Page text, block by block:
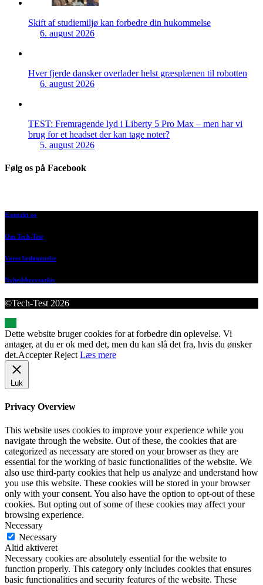
Skift af studiemiljø kan forbedre din hukommelse
6. august 2026
Hver fjerde dansker overlader helst græsplænen til robotten
6. august 2026
TEST: Fremragende lyd i Liberty 5 Pro Max – men har vi
brug for et headset der kan tage noter?
5. august 2026
Følg os på Facebook
Kontakt os
Om Tech-Test
Vores bedømmelse
Nyhedsbrevsarkiv
©Tech-Test 2026
Dette website bruger cookies for at forbedre din oplevelse. Vi
antager, at du er ok med det, men du kan slå det fra, hvis du ønsker
det.Accepter Reject Læs mere
Luk
Privacy Overview
This website uses cookies to improve your experience while you
navigate through the website. Out of these, the cookies that are
categorized as necessary are stored on your browser as they are
essential for the working of basic functionalities of the website. We
also use third-party cookies that help us analyze and understand how
you use this website. These cookies will be stored in your browser
only with your consent. You also have the option to opt-out of these
cookies. But opting out of some of these cookies may affect your
browsing experience.
Necessary
Necessary
Altid aktiveret
Necessary cookies are absolutely essential for the website to
function properly. This category only includes cookies that ensures
basic functionalities and security features of the website. These